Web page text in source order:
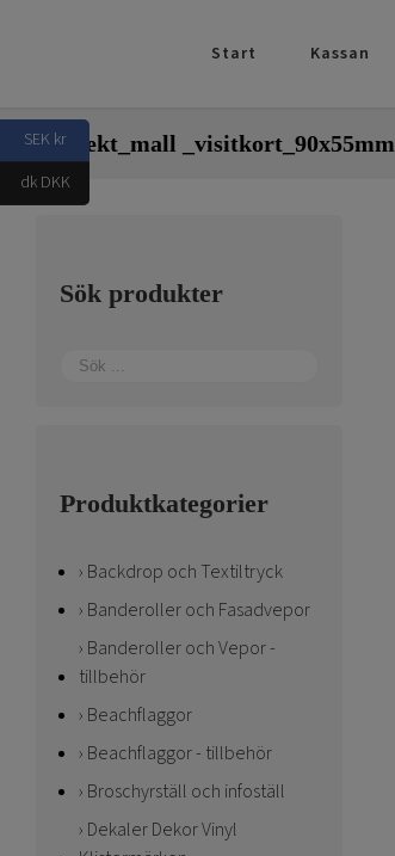
Start Kassan
Gdirekt_mall _visitkort_90x55mm
Sök produkter
Produktkategorier
Backdrop och Textiltryck
Banderoller och Fasadvepor
Banderoller och Vepor -
tillbehör
Beachflaggor
Beachflaggor - tillbehör
Broschyrställ och infoställ
Dekaler Dekor Vinyl
SEK kr
dk DKK